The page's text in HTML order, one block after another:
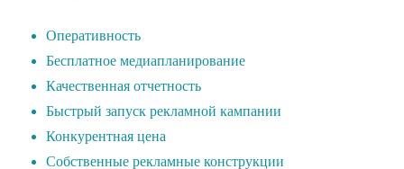
Оперативность
Бесплатное медиапланирование
Качественная отчетность
Быстрый запуск рекламной кампании
Конкурентная цена
Собственные рекламные конструкции